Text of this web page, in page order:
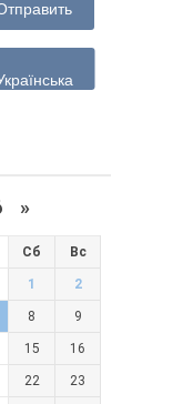
»
Сб Вс
1 2
8 9
15 16
22 23